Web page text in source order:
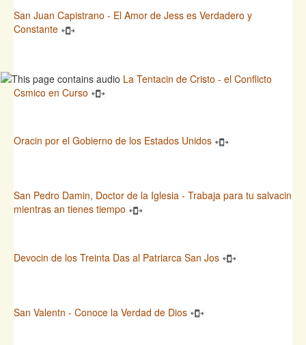
San Juan Capistrano - El Amor de Jess es Verdadero y
Constante
La Tentacin de Cristo - el Conflicto
Csmico en Curso
Oracin por el Gobierno de los Estados Unidos
San Pedro Damin, Doctor de la Iglesia - Trabaja para tu salvacin
mientras an tienes tiempo
Devocin de los Treinta Das al Patriarca San Jos
San Valentn - Conoce la Verdad de Dios